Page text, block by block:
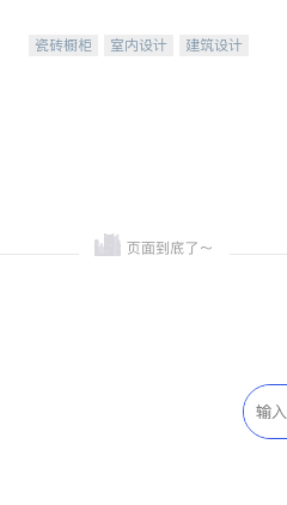
机。品质厨房，家的选择。
瓷砖橱柜 室内设计
建筑设计